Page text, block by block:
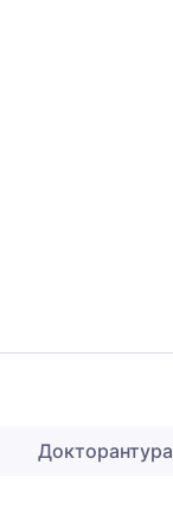
Докторантура